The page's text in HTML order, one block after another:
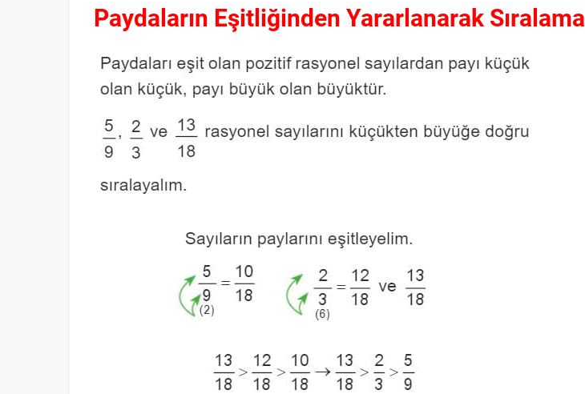
Paydaların Eşitliğinden Yararlanarak Sıralama